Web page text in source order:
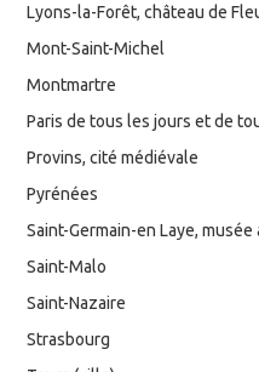
Lyons-la-Forêt, château de
Mont-Saint-Michel
Montmartre
Paris de tous les jours et de
Provins, cité médiévale
Pyrénées
Saint-Germain-en Laye,
Saint-Malo
Saint-Nazaire
Strasbourg